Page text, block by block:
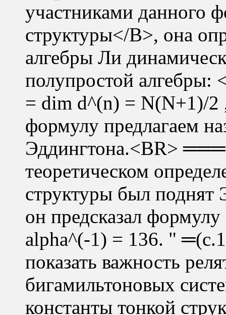
участниками данного
структуры</B>, она
алгебры Ли
полупростой
= dim d^(n) = N(N+1)/
формулу предлагаем
Эддингтона.<BR>
теоретическом
структуры был
он предсказал
alpha^(-1) = 136. "
показать важность
бигамильтоновых
константы тонкой